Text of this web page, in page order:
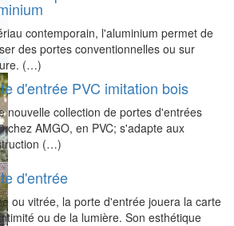
contemporain, l'aluminium permet de
des portes conventionnelles ou sur
(…)
d'entrée PVC imitation bois
nouvelle collection de portes d'entrées
chez AMGO, en PVC; s'adapte aux
(…)
d'entrée
ou vitrée, la porte d'entrée jouera la carte
ou de la lumière. Son esthétique